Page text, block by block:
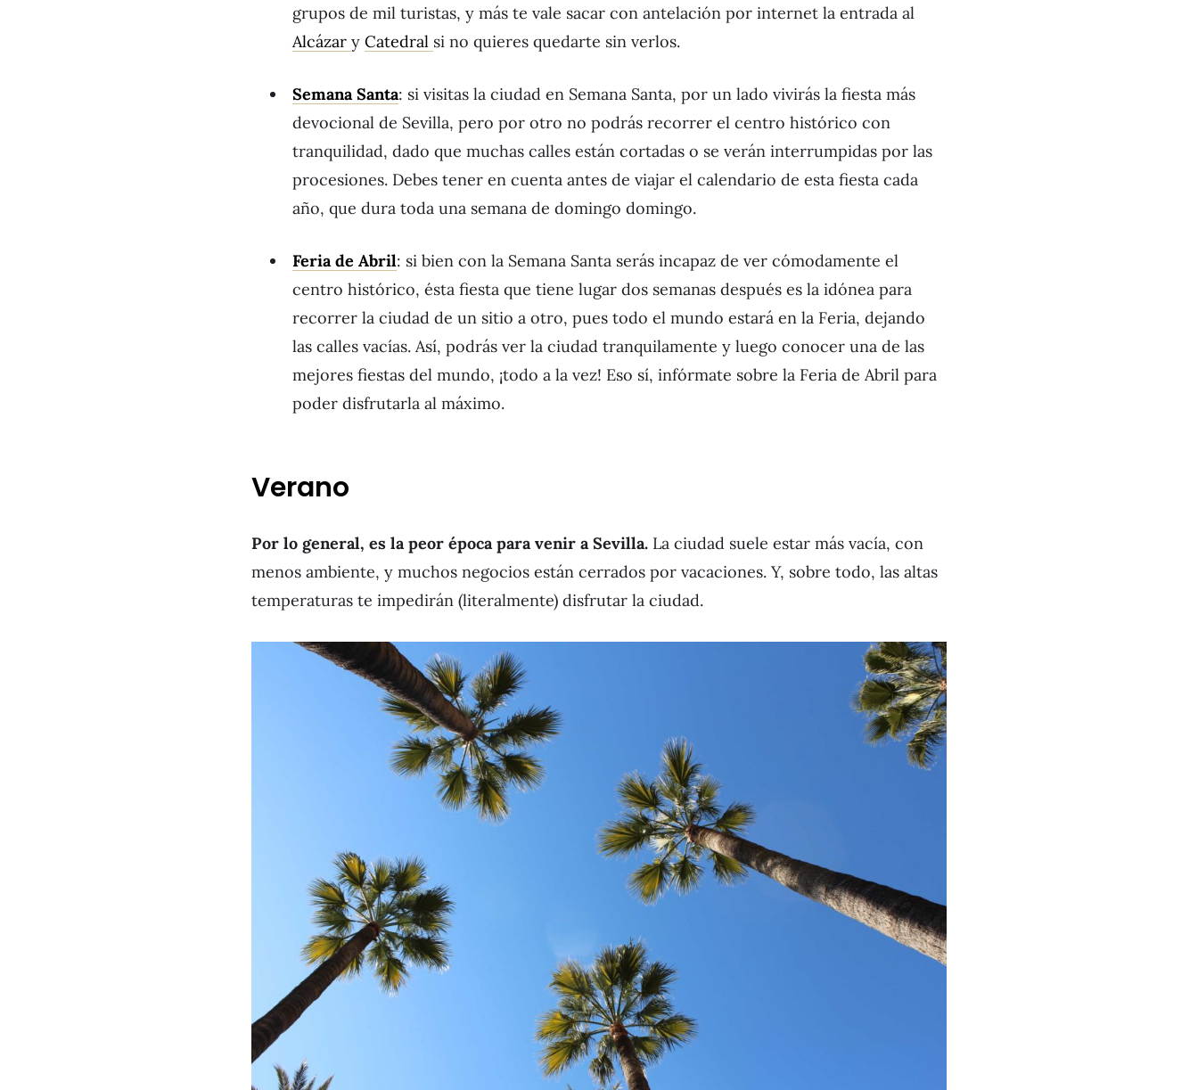
grupos de mil turistas, y más te vale sacar con antelación por internet la entrada al
Alcázar y Catedral si no quieres quedarte sin verlos.
Semana Santa: si visitas la ciudad en Semana Santa, por un lado vivirás la fiesta más
devocional de Sevilla, pero por otro no podrás recorrer el centro histórico con
tranquilidad, dado que muchas calles están cortadas o se verán interrumpidas por las
procesiones. Debes tener en cuenta antes de viajar el calendario de esta fiesta cada
año, que dura toda una semana de domingo domingo.
Feria de Abril: si bien con la Semana Santa serás incapaz de ver cómodamente el
centro histórico, ésta fiesta que tiene lugar dos semanas después es la idónea para
recorrer la ciudad de un sitio a otro, pues todo el mundo estará en la Feria, dejando
las calles vacías. Así, podrás ver la ciudad tranquilamente y luego conocer una de las
mejores fiestas del mundo, ¡todo a la vez! Eso sí, infórmate sobre la Feria de Abril para
poder disfrutarla al máximo.
Verano
Por lo general, es la peor época para venir a Sevilla. La ciudad suele estar más vacía, con
menos ambiente, y muchos negocios están cerrados por vacaciones. Y, sobre todo, las altas
temperaturas te impedirán (literalmente) disfrutar la ciudad.